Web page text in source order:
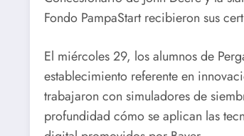
Fondo PampaStart recibieron sus
El miércoles 29, los alumnos de
establecimiento referente en
trabajaron con simuladores de
profundidad cómo se aplican las